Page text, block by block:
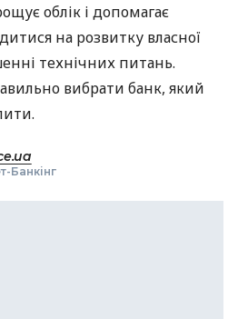
облік і допомагає
на розвитку власної
технічних питань.
вибрати банк, який
Банкінг